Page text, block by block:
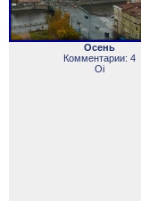
Осень
Комментарии: 4
Oi